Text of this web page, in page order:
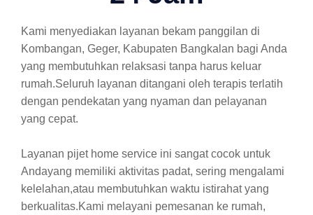
Kami menyediakan layanan bekam panggilan di
Kombangan, Geger, Kabupaten Bangkalan bagi Anda
yang membutuhkan relaksasi tanpa harus keluar
rumah.Seluruh layanan ditangani oleh terapis terlatih
dengan pendekatan yang nyaman dan pelayanan
yang cepat.
Layanan pijet home service ini sangat cocok untuk
Andayang memiliki aktivitas padat, sering mengalami
kelelahan,atau membutuhkan waktu istirahat yang
berkualitas.Kami melayani pemesanan ke rumah,